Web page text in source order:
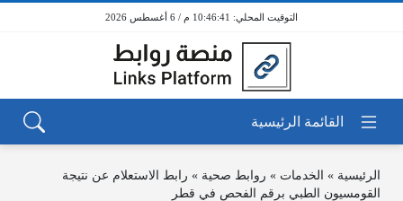
10:46:41 م / 6 أغسطس 2026
الرئيسية » الخدمات » روابط صحية » رابط الاستعلام عن نتيجة
القومسيون الطبي برقم الفحص في قطر